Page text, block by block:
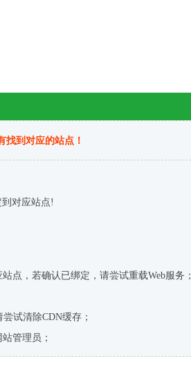
找到对应的站点！
对应站点!
点，若确认已绑定，请尝试重载Web服务；
试清除CDN缓存；
管理员；